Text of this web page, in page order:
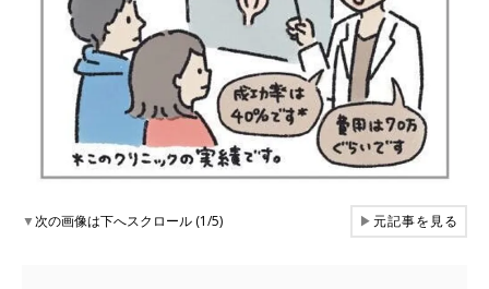
▼次の画像は下へスクロール (1/5) ▶元記事を見る